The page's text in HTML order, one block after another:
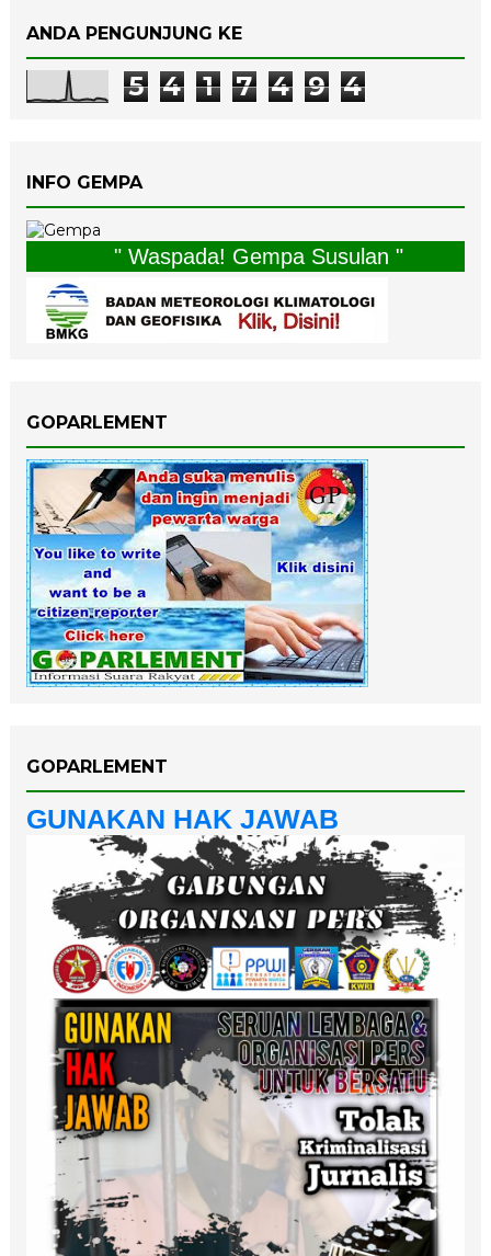
ANDA PENGUNJUNG KE
5 4 1 7 4 9 4
INFO GEMPA
" Waspada! Gempa Susulan "
GOPARLEMENT
GOPARLEMENT
GUNAKAN HAK JAWAB